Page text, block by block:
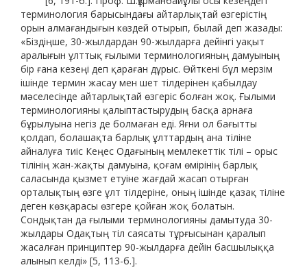
терминология барысындағы айтарлықтай өзгерістің
орын алмағандығын көздей отырып, былай деп жазады:
«Біздіңше, 30-жылдардан 90-жылдарға дейінгі уақыт
аралығын ұлттық ғылыми терминологияның дамуының
бір ғана кезеңі деп қараған дұрыс. Өйткені бұл мерзім
ішінде термин жасау мен шет тілдерінен қабылдау
мәселесінде айтарлықтай өзгеріс болған жоқ. Ғылыми
терминологияны қалыптастырудың басқа арнаға
бұрылуына негіз де болмаған еді. Яғни ол бағытты
қолдап, болашақта барлық ұлттардың ана тіліне
айналуға тиіс Кеңес Одағының мемлекеттік тілі – орыс
тілінің жан-жақты дамуына, қоғам өмірінің барлық
саласында қызмет етуіне жағдай жасап отырған
орталықтың өзге ұлт тілдеріне, оның ішінде қазақ тіліне
деген көзқарасы өзгере қойған жоқ болатын.
Сондықтан да ғылыми терминологияны дамытуда 30-
жылдары Одақтың тіл саясаты тұрғысынан қаралып
жасалған принциптер 90-жылдарға дейін басшылыққа
алынып келді» [5, 113-б.].